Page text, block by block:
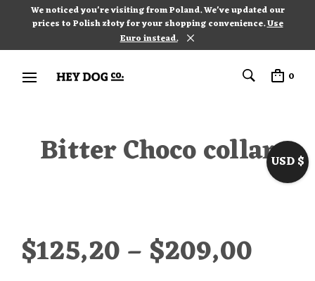
We noticed you're visiting from Poland. We've updated our
prices to Polish złoty for your shopping convenience.Use
Euro instead.
0
Bitter Choco collar
$125,20–$209,00
USD $